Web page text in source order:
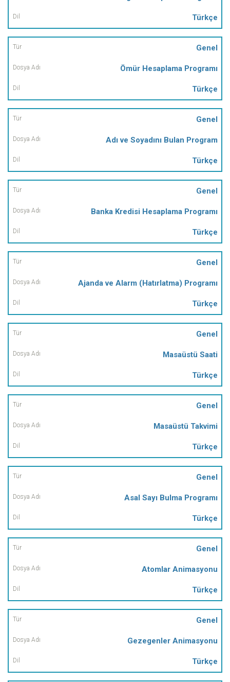
Türkçe
Genel
Ömür Hesaplama Programı
Türkçe
Genel
Adı ve Soyadını Bulan Program
Türkçe
Genel
Banka Kredisi Hesaplama Programı
Türkçe
Genel
Ajanda ve Alarm (Hatırlatma) Programı
Türkçe
Genel
Masaüstü Saati
Türkçe
Genel
Masaüstü Takvimi
Türkçe
Genel
Asal Sayı Bulma Programı
Türkçe
Genel
Atomlar Animasyonu
Türkçe
Genel
Gezegenler Animasyonu
Türkçe